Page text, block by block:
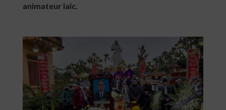
animateur laïc.